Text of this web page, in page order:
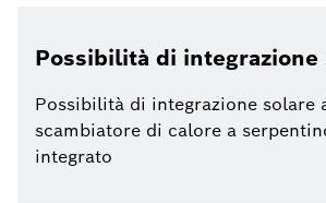
Possibilità di integrazione
Possibilità di integrazione solare
scambiatore di calore a
integrato